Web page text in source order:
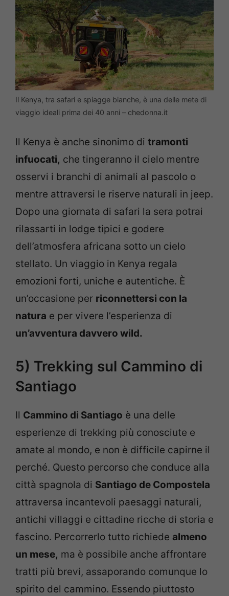
Il Kenya, tra safari e spiagge bianche, è una delle mete di
viaggio ideali prima dei 40 anni – chedonna.it
Il Kenya è anche sinonimo di tramonti
infuocati, che tingeranno il cielo mentre
osservi i branchi di animali al pascolo o
mentre attraversi le riserve naturali in jeep.
Dopo una giornata di safari la sera potrai
rilassarti in lodge tipici e godere
dell’atmosfera africana sotto un cielo
stellato. Un viaggio in Kenya regala
emozioni forti, uniche e autentiche. È
un’occasione per riconnettersi con la
natura e per vivere l’esperienza di
un’avventura davvero wild.
5) Trekking sul Cammino di
Santiago
Il Cammino di Santiago è una delle
esperienze di trekking più conosciute e
amate al mondo, e non è difficile capirne il
perché. Questo percorso che conduce alla
città spagnola di Santiago de Compostela
attraversa incantevoli paesaggi naturali,
antichi villaggi e cittadine ricche di storia e
fascino. Percorrerlo tutto richiede almeno
un mese, ma è possibile anche affrontare
tratti più brevi, assaporando comunque lo
spirito del cammino. Essendo piuttosto